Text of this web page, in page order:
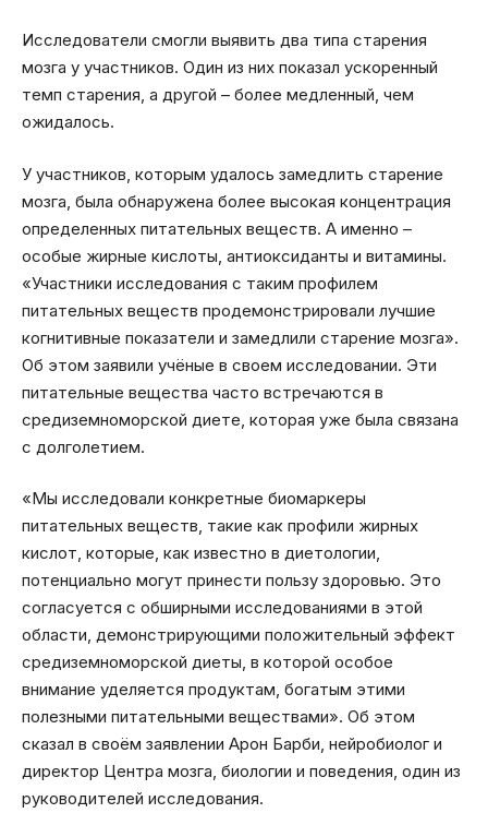
Исследователи смогли выявить два типа старения
мозга у участников. Один из них показал ускоренный
темп старения, а другой – более медленный, чем
ожидалось.
У участников, которым удалось замедлить старение
мозга, была обнаружена более высокая концентрация
определенных питательных веществ. А именно –
особые жирные кислоты, антиоксиданты и витамины.
«Участники исследования с таким профилем
питательных веществ продемонстрировали лучшие
когнитивные показатели и замедлили старение мозга».
Об этом заявили учёные в своем исследовании. Эти
питательные вещества часто встречаются в
средиземноморской диете, которая уже была связана
с долголетием.
«Мы исследовали конкретные биомаркеры
питательных веществ, такие как профили жирных
кислот, которые, как известно в диетологии,
потенциально могут принести пользу здоровью. Это
согласуется с обширными исследованиями в этой
области, демонстрирующими положительный эффект
средиземноморской диеты, в которой особое
внимание уделяется продуктам, богатым этими
полезными питательными веществами». Об этом
сказал в своём заявлении Арон Барби, нейробиолог и
директор Центра мозга, биологии и поведения, один из
руководителей исследования.